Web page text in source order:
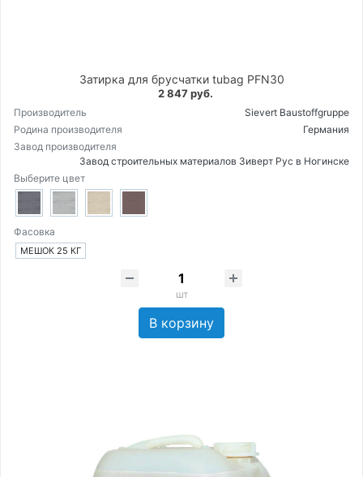
Затирка для брусчатки tubag PFN30
2 847 руб.
Производитель
Sievert Baustoffgruppe
Родина производителя
Германия
Завод производителя
Завод строительных материалов Зиверт Рус в Ногинске
Выберите цвет
Фасовка
МЕШОК 25 КГ
шт
В корзину